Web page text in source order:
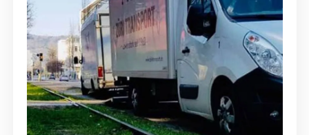
Ein- und Auspackservice